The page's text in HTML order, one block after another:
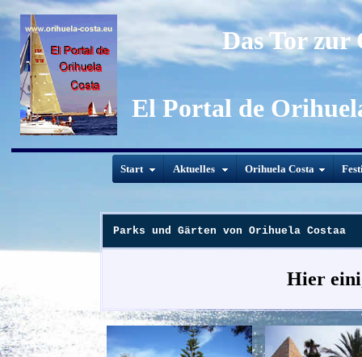
Das Tor zur
El Portal de
Start Aktuelles Orihuela Costa
Parks und Gärten von Orihuela Costaa
Hier